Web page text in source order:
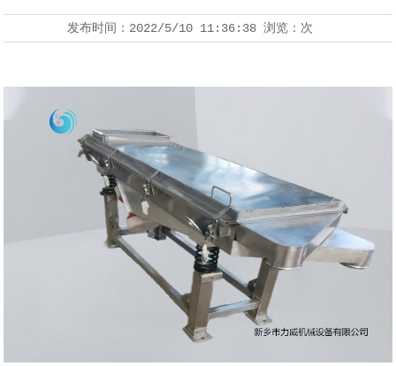
发布时间： 2022/5/10 11:36:38浏览： 次